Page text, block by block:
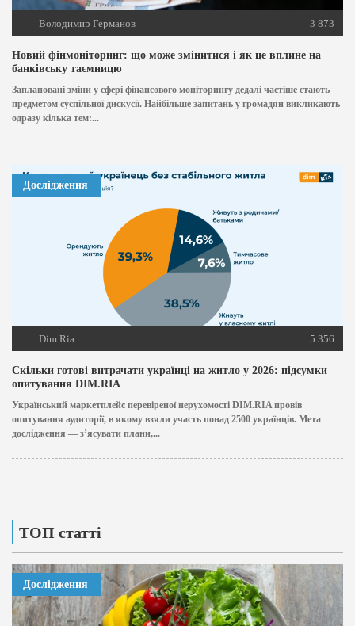
Володимир Германов 3 873
Новий фінмоніторинг: що може змінитися і як це вплине на
банківську таємницю
Заплановані зміни у сфері фінансового моніторингу дедалі частіше стають
предметом суспільної дискусії. Найбільше запитань у громадян викликають
одразу кілька тем:...
Дослідження
Dim Ria 5 356
Скільки готові витрачати українці на житло у 2026: підсумки
опитування DIM.RIA
Український маркетплейс перевіреної нерухомості DIM.RIA провів
опитування аудиторії, в якому взяли участь понад 2500 українців. Мета
дослідження — з’ясувати плани,...
ТОП статті
Дослідження